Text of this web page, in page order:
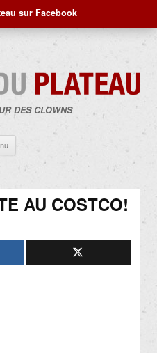
sur Facebook
DES CLOWNS
contenu
AU COSTCO!